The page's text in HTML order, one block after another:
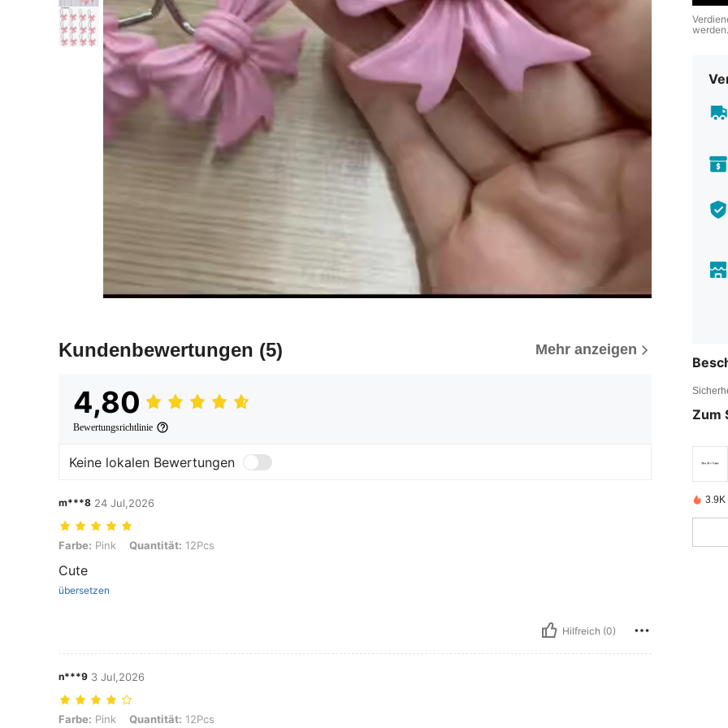
Kundenbewertungen (5) Mehr anzeigen
4,80
Bewertungsrichtlinie
Keine lokalen Bewertungen
m***8 24 Jul,2026
Farbe: Pink, Quantität: 12Pcs
Farbe: Pink Quantität: 12Pcs
Cute
übersetzen
Hilfreich (0)
n***9 3 Jul,2026
Farbe: Pink, Quantität: 12Pcs
Farbe: Pink Quantität: 12Pcs
werden.
Zum
3.9K